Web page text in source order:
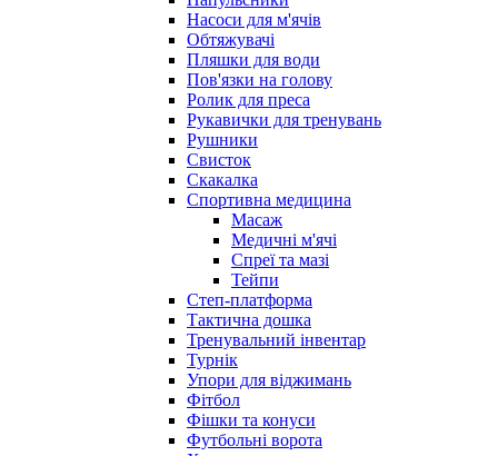
Насоси для м'ячів
Обтяжувачі
Пляшки для води
Пов'язки на голову
Ролик для преса
Рукавички для тренувань
Рушники
Свисток
Скакалка
Спортивна медицина
Масаж
Медичні м'ячі
Спреї та мазі
Тейпи
Степ-платформа
Тактична дошка
Тренувальний інвентар
Турнік
Упори для віджимань
Фітбол
Фішки та конуси
Футбольні ворота